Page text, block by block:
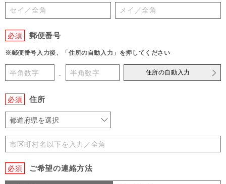
必須 郵便番号
※郵便番号入力後、「住所の自動入力」を押してください
- 住所の自動入力
必須 住所
都道府県を選択
必須 ご希望の連絡方法